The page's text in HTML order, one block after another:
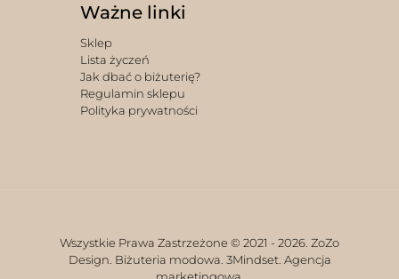
Ważne linki
Sklep
Lista życzeń
Jak dbać o biżuterię?
Regulamin sklepu
Polityka prywatności
Wszystkie Prawa Zastrzeżone © 2021 - 2026. ZoZo
Design. Biżuteria modowa. 3Mindset. Agencja
marketingowa.